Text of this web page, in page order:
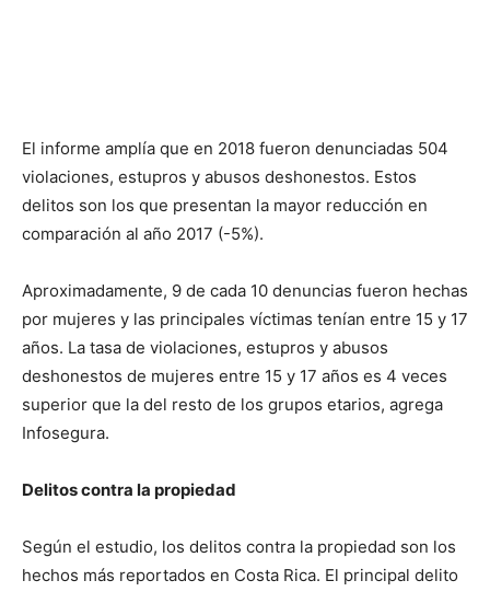
El informe amplía que en 2018 fueron denunciadas 504
violaciones, estupros y abusos deshonestos. Estos
delitos son los que presentan la mayor reducción en
comparación al año 2017 (-5%).
Aproximadamente, 9 de cada 10 denuncias fueron hechas
por mujeres y las principales víctimas tenían entre 15 y 17
años. La tasa de violaciones, estupros y abusos
deshonestos de mujeres entre 15 y 17 años es 4 veces
superior que la del resto de los grupos etarios, agrega
Infosegura.
Delitos contra la propiedad
Según el estudio, los delitos contra la propiedad son los
hechos más reportados en Costa Rica. El principal delito